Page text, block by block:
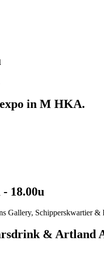
in M HKA.
18.00u
Gallery, Schipperskwartier &
& Artland